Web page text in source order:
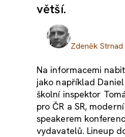
větší.
Zdeněk Strnad
Na informacemi
jako například
školní inspektor
pro ČR a SR,
speakerem
vydavatelů. Lineup